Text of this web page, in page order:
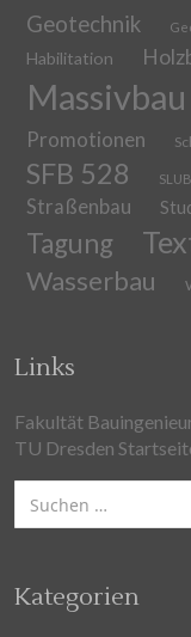
Geotechnik
Habilitation
Massivbau
Promotionen
SFB 528 SLUB
Straßenbau
Tagung
Wasserbau
Links
Fakultät
TU Dresden
nach:
Kategorien